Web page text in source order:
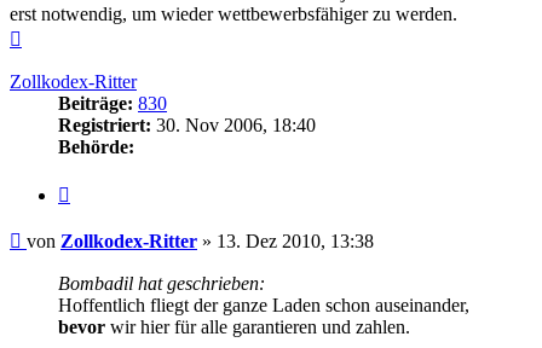
erst notwendig, um wieder wettbewerbsfähiger zu werden.
Zollkodex-Ritter
Beiträge: 830
Registriert: 30. Nov 2006, 18:40
Behörde:
Beitrag
von Zollkodex-Ritter » 13. Dez 2010, 13:38
Bombadil hat geschrieben:
Hoffentlich fliegt der ganze Laden schon auseinander,
bevor wir hier für alle garantieren und zahlen.